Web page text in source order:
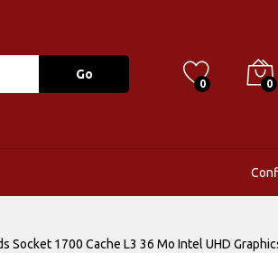
Go
0 0
1700 Cache L3 36 Mo Intel UHD